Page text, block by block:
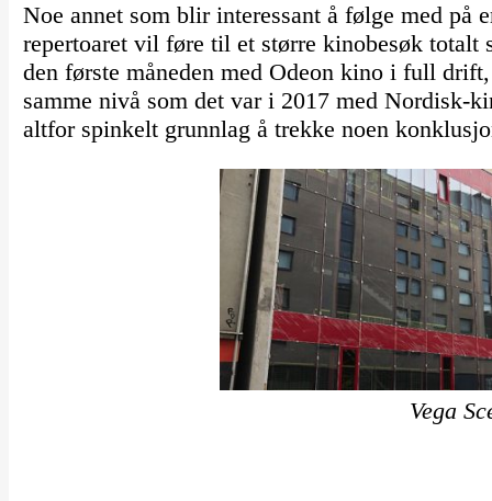
Noe annet som blir interessant å følge med på
repertoaret vil føre til et større kinobesøk totalt
den første måneden med Odeon kino i full
samme nivå som det var i 2017 med Nordisk-
altfor spinkelt grunnlag å trekke noen
Vega